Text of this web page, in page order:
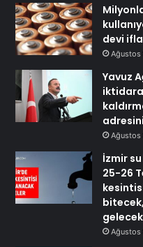
devi
Ağustos
Yavuz
Ağustos
İzmir
25-26
Ağustos